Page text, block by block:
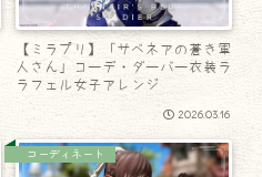
【ミラプリ】「サベネアの蒼き軍
人さん」コーデ・ダーバー衣装ラ
ラフェル女子アレンジ
2026.03.16
コーディネート